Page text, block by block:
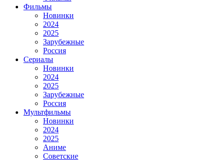
Фильмы
Новинки
2024
2025
Зарубежные
Россия
Сериалы
Новинки
2024
2025
Зарубежные
Россия
Мультфильмы
Новинки
2024
2025
Аниме
Советские